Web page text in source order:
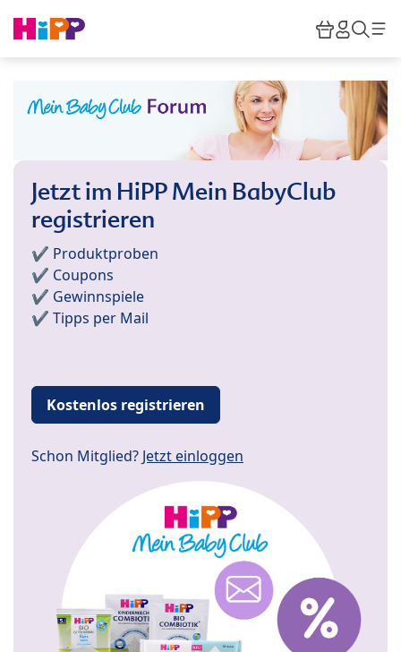
HiPP
Jetzt im HiPP Mein BabyClub
registrieren
✔️ Produktproben
✔️ Coupons
✔️ Gewinnspiele
✔️ Tipps per Mail
Kostenlos registrieren
Schon Mitglied? Jetzt einloggen